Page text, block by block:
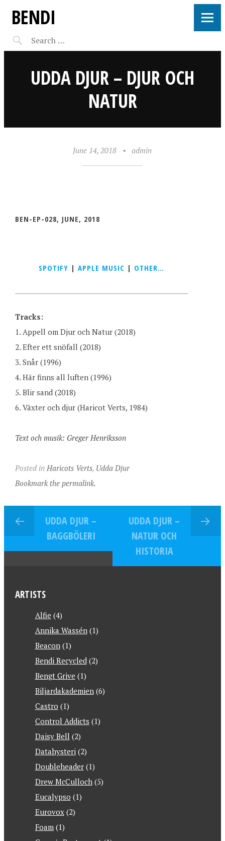
BENDI
UDDA DJUR – DJUR OCH
NATUR
June 14, 2018 • admin
BEN-EP-028, JUNE, 2018
SPOTIFY |APPLE MUSIC | OTHER…
Tracks:
1. Appell om Djur och Natur (2018)
2. Efter ett snöfall (2018)
3. Snår (1996)
4. Här finns all luften (1996)
5. Blir sand (2018)
6. Växter och djur (Haricot Verts, 1984)
Text och musik: Greger Henriksson
Posted in Haricots Verts, Udda Djur
Bookmark the permalink.
UDDA DJUR –
BAGGBÖLERI
UDDA DJUR –
NATUR OCH
HISTORIA
ARTISTS
Alfie (4)
Annika Wassén(1)
Beacon(1)
Bendi Recycled(2)
Bengt Grive (1)
Biljardakademien(6)
Castro (1)
Control Addicts (1)
Daisy Bell (2)
Datahysteri(2)
Doubleheader(1)
Drew McCulloch(5)
Eucalypso (1)
Eurovox(2)
Foam(1)